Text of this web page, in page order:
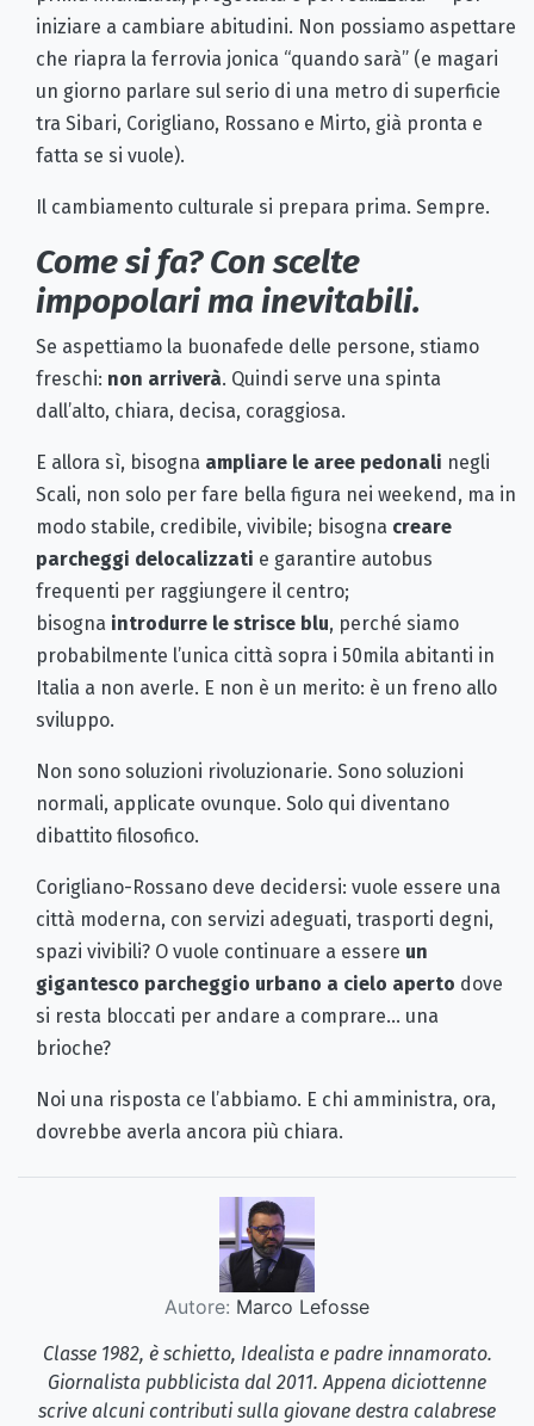
iniziare a cambiare abitudini. Non possiamo aspettare
che riapra la ferrovia jonica “quando sarà” (e magari
un giorno parlare sul serio di una metro di superficie
tra Sibari, Corigliano, Rossano e Mirto, già pronta e
fatta se si vuole).
Il cambiamento culturale si prepara prima. Sempre.
Come si fa? Con scelte
impopolari ma inevitabili.
Se aspettiamo la buonafede delle persone, stiamo
freschi: non arriverà. Quindi serve una spinta
dall’alto, chiara, decisa, coraggiosa.
E allora sì, bisogna ampliare le aree pedonali negli
Scali, non solo per fare bella figura nei weekend, ma in
modo stabile, credibile, vivibile; bisogna creare
parcheggi delocalizzati e garantire autobus
frequenti per raggiungere il centro;
bisogna introdurre le strisce blu, perché siamo
probabilmente l’unica città sopra i 50mila abitanti in
Italia a non averle. E non è un merito: è un freno allo
sviluppo.
Non sono soluzioni rivoluzionarie. Sono soluzioni
normali, applicate ovunque. Solo qui diventano
dibattito filosofico.
Corigliano-Rossano deve decidersi: vuole essere una
città moderna, con servizi adeguati, trasporti degni,
spazi vivibili? O vuole continuare a essere un
gigantesco parcheggio urbano a cielo aperto dove
si resta bloccati per andare a comprare… una
brioche?
Noi una risposta ce l’abbiamo. E chi amministra, ora,
dovrebbe averla ancora più chiara.
Autore: Marco Lefosse
Classe 1982, è schietto, Idealista e padre innamorato.
Giornalista pubblicista dal 2011. Appena diciottenne
scrive alcuni contributi sulla giovane destra calabrese